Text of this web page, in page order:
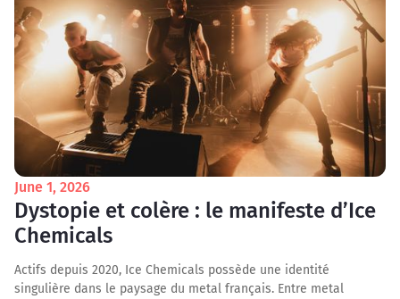
June 1, 2026
Dystopie et colère : le manifeste d’Ice
Chemicals
Actifs depuis 2020, Ice Chemicals possède une identité
singulière dans le paysage du metal français. Entre metal